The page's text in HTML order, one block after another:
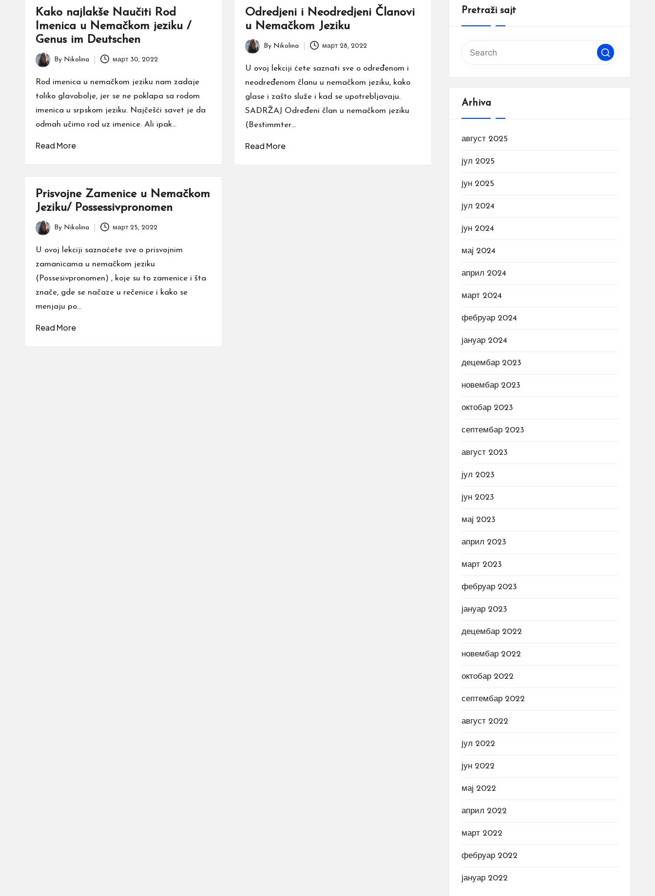
Kako najlakše Naučiti Rod
Imenica u Nemačkom jeziku /
Genus im Deutschen
Posted
by
By Nikolina март 30, 2022
Rod imenica u nemačkom jeziku nam zadaje
toliko glavobolje, jer se ne poklapa sa rodom
imenica u srpskom jeziku. Najčešći savet je da
odmah učimo rod uz imenice. Ali ipak…
Read More
Odredjeni i Neodredjeni Članovi
u Nemačkom Jeziku
Posted
by
By Nikolina март 28, 2022
U ovoj lekciji ćete saznati sve o određenom i
neodređenom članu u nemačkom jeziku, kako
glase i zašto služe i kad se upotrebljavaju.
SADRŽAJ Određeni član u nemačkom jeziku
(Bestimmter…
Read More
Prisvojne Zamenice u Nemačkom
Jeziku/ Possessivpronomen
Posted
by
By Nikolina март 25, 2022
U ovoj lekciji saznaćete sve o prisvojnim
zamanicama u nemačkom jeziku
(Possesivpronomen) , koje su to zamenice i šta
znače, gde se načaze u rečenice i kako se
menjaju po…
Read More
Pretraži sajt
Arhiva
август 2025
јул 2025
јун 2025
јул 2024
јун 2024
мај 2024
април 2024
март 2024
фебруар 2024
јануар 2024
децембар 2023
новембар 2023
октобар 2023
септембар 2023
август 2023
јул 2023
јун 2023
мај 2023
април 2023
март 2023
фебруар 2023
јануар 2023
децембар 2022
новембар 2022
октобар 2022
септембар 2022
август 2022
јул 2022
јун 2022
мај 2022
април 2022
март 2022
фебруар 2022
јануар 2022